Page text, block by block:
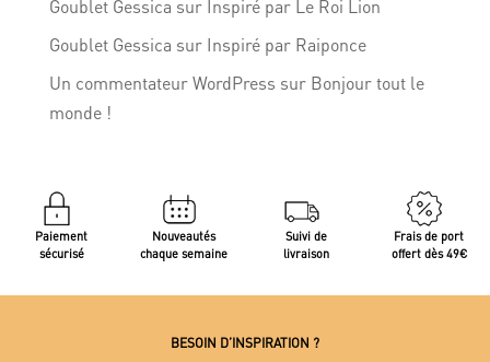
Goublet Gessica sur Inspiré par Le Roi Lion
Goublet Gessica sur Inspiré par Raiponce
Un commentateur WordPress sur Bonjour tout le
monde !
Paiement
sécurisé
Nouveautés
chaque semaine
Suivi de
livraison
Frais de port
offert dès 49€
BESOIN D’INSPIRATION ?